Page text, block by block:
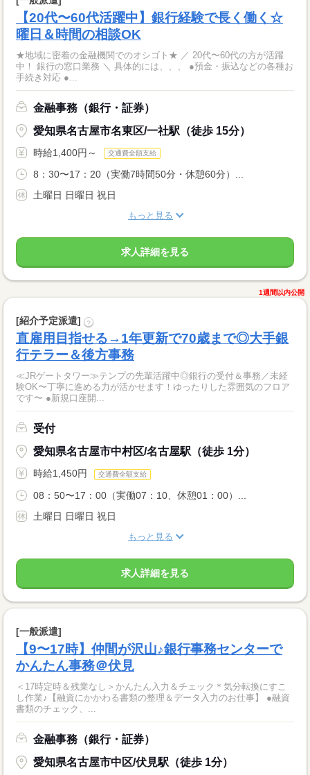
【20代〜60代活躍中】銀行経験で長く働く☆
曜日＆時間の相談OK
★地域に密着の金融機関でのオシゴト★ ／ 20代〜60代の方が活躍
中！ 銀行の窓口業務 ＼ 具体的には、、、 ●預金・振込などの各種お
手続き対応 ●...
金融事務（銀行・証券）
愛知県名古屋市名東区/一社駅（徒歩 15分）
時給1,400円～ 交通費全額支給
8：30〜17：20（実働7時間50分・休憩60分）...
土曜日 日曜日 祝日
もっと見る
求人詳細を見る
1週間以内公開
[紹介予定派遣] ?
直雇用目指せる→1年更新で70歳まで◎大手銀
行テラー＆後方事務
≪JRゲートタワー≫テンプの先輩活躍中◎銀行の受付＆事務／未経
験OK〜丁寧に進める力が活かせます！ゆったりした雰囲気のフロア
です〜 ●新規口座開...
受付
愛知県名古屋市中村区/名古屋駅（徒歩 1分）
時給1,450円 交通費全額支給
08：50〜17：00（実働07：10、休憩01：00）...
土曜日 日曜日 祝日
もっと見る
求人詳細を見る
[一般派遣]
【9〜17時】仲間が沢山♪銀行事務センターで
かんたん事務＠伏見
＜17時定時＆残業なし＞かんたん入力＆チェック＊気分転換にすこ
し作業♪【融資にかかわる書類の整理＆データ入力のお仕事】 ●融資
書類のチェック、...
金融事務（銀行・証券）
愛知県名古屋市中区/伏見駅（徒歩 1分）